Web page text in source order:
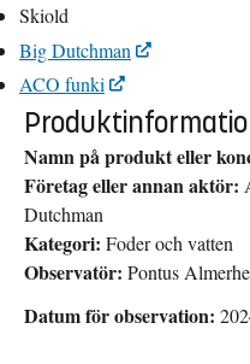
Skiold
Big Dutchman
ACO funki
Namn på produkt eller
Företag eller annan aktör:
Dutchman
Kategori: Foder och vatten
Observatör: Pontus
Datum för observation: